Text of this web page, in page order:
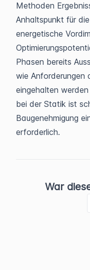
Methoden
Anhaltspunkt für
energetische
Phasen bereits
wie Anforderungen
eingehalten
bei der Statik ist
Baugenehmigung
erforderlich.
War